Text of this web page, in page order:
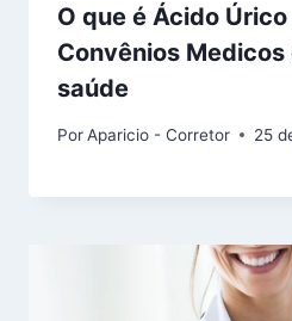
O que é Ácido
Convênios Medicos
saúde
PorAparicio - Corretor 25